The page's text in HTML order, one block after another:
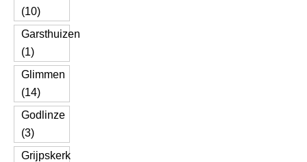
(10)
Garsthuizen
(1)
Glimmen
(14)
Godlinze
(3)
Grijpskerk